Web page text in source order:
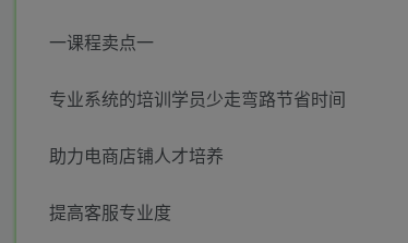
一课程卖点一
专业系统的培训学员少走弯路节省时间
助力电商店铺人才培养
提高客服专业度